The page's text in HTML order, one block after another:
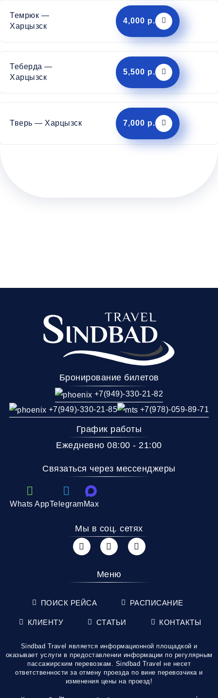
Темрюк —
Харцызск
4,000 р.
Теберда —
Харцызск
5,500 р.
Тверь — Харцызск 7,000 р.
Бронирование билетов
+7(949)-330-21-82
+7(949)-330-21-85
+7(978)-059-89-71
График работы
Ежедневно 08:00 - 21:00
Связаться через мессенджеры
Whats AppTelegramMax
Мы в соц. сетях
Меню
ПОИСК РЕЙСА РАСПИСАНИЕ
КЛИЕНТУ СТАТЬИ КОНТАКТЫ
Sindbad Travel является информационной площадкой и
оказывает услуги в предоставлении информации по регулярным
пассажирским перевозкам. Sindbad Travel не несет
ответственности за отмену проезда по вине перевозчика и
изменения цены на проезд!